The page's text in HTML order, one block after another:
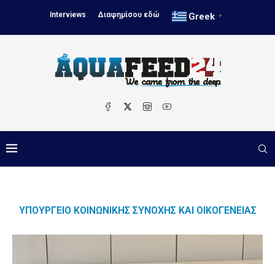
Interviews Διαφημίσου εδώ Greek ▼
ΥΠΟΥΡΓΕΊΟ ΚΟΙΝΩΝΙΚΉΣ ΣΥΝΟΧΉΣ ΚΑΙ ΟΙΚΟΓΈΝΕΙΑΣ